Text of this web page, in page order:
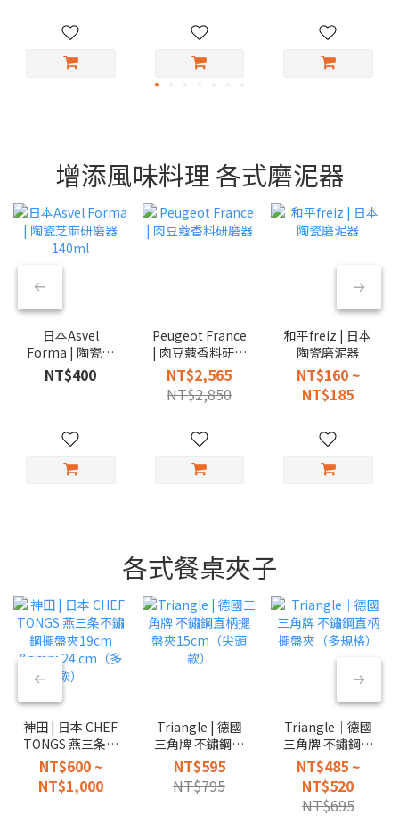
增添風味料理 各式磨泥器
日本Asvel
Forma | 陶瓷芝
麻研磨器 140ml
NT$400
Peugeot France
| 肉豆蔻香料研磨
器
NT$2,565
NT$2,850
和平freiz | 日本
陶瓷磨泥器
NT$160 ~
NT$185
各式餐桌夾子
神田 | 日本 CHEF
TONGS 燕三条不
鏽鋼擺盤夾19cm
& 24 cm（多
款）
NT$600 ~
NT$1,000
Triangle | 德國
三角牌 不鏽鋼直
柄擺盤夾
15cm（尖頭款）
NT$595
NT$795
Triangle｜德國
三角牌 不鏽鋼直
柄擺盤夾（多規
格）
NT$485 ~
NT$520
NT$695